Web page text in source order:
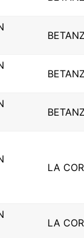
LA
LA